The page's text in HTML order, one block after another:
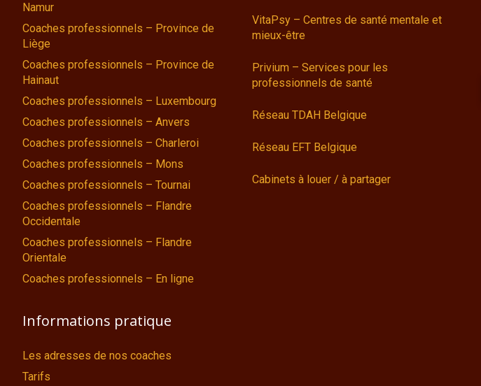
Namur
Coaches professionnels – Province de
Liège
Coaches professionnels – Province de
Hainaut
Coaches professionnels – Luxembourg
Coaches professionnels – Anvers
Coaches professionnels – Charleroi
Coaches professionnels – Mons
Coaches professionnels – Tournai
Coaches professionnels – Flandre
Occidentale
Coaches professionnels – Flandre
Orientale
Coaches professionnels – En ligne
Informations pratique
Les adresses de nos coaches
Tarifs
VitaPsy – Centres de santé mentale et
mieux-être
Privium – Services pour les
professionnels de santé
Réseau TDAH Belgique
Réseau EFT Belgique
Cabinets à louer / à partager